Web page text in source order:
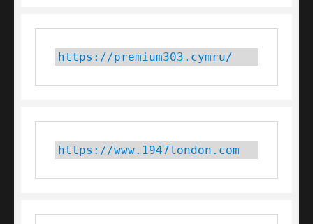
https://premium303.cymru/
https://www.1947london.com